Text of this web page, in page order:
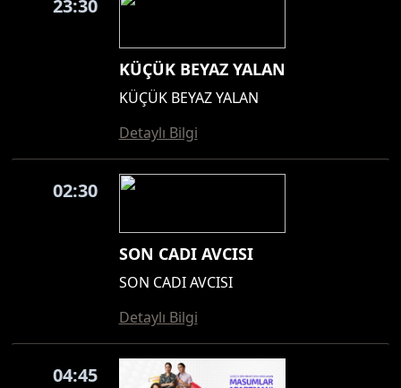
23:30
KÜÇÜK BEYAZ YALAN
KÜÇÜK BEYAZ YALAN
Detaylı Bilgi
02:30
SON CADI AVCISI
SON CADI AVCISI
Detaylı Bilgi
04:45